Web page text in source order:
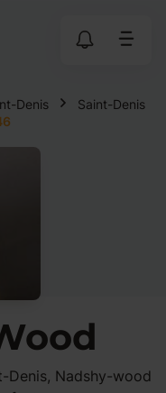
Denis
Saint-Denis
Denis, Nadshy-wood